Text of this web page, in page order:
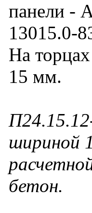
панели -
13015.0-
На
15 мм.
шириной
бетон.